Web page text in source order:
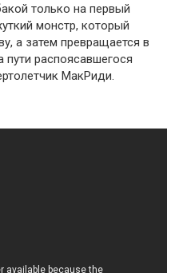
только на первый
монстр, который
а затем превращается в
пути распоясавшегося
МакРиди.